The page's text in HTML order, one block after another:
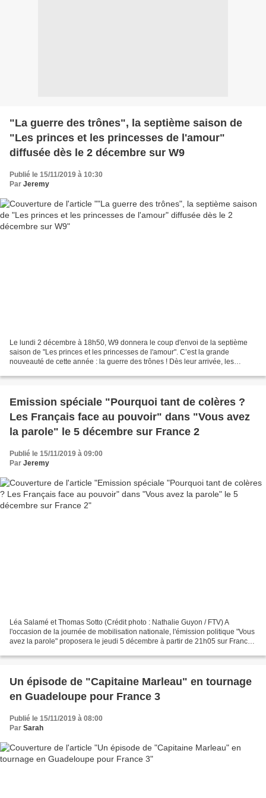
"La guerre des trônes", la septième saison de
"Les princes et les princesses de l'amour"
diffusée dès le 2 décembre sur W9
Publié le 15/11/2019 à 10:30
Par Jeremy
Le lundi 2 décembre à 18h50, W9 donnera le coup d'envoi de la septième
saison de "Les princes et les princesses de l'amour". C’est la grande
nouveauté de cette année : la guerre des trônes ! Dès leur arrivée, les
Emission spéciale "Pourquoi tant de colères ?
Les Français face au pouvoir" dans "Vous avez
la parole" le 5 décembre sur France 2
Publié le 15/11/2019 à 09:00
Par Jeremy
Léa Salamé et Thomas Sotto (Crédit photo : Nathalie Guyon / FTV) A
l'occasion de la journée de mobilisation nationale, l'émission politique "Vous
avez la parole" proposera le jeudi 5 décembre à partir de 21h05 sur France
Un épisode de "Capitaine Marleau" en tournage
en Guadeloupe pour France 3
Publié le 15/11/2019 à 08:00
Par Sarah